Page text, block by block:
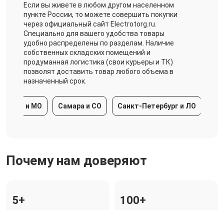
Если вы живете в любом другом населенном
пункте России, то можете совершить покупки
через официальный сайт Electrotorg.ru.
Специально для вашего удобства товары
удобно распределены по разделам. Наличие
собственных складских помещений и
продуманная логистика (свои курьеры и ТК)
позволят доставить товар любого объема в
назначенный срок.
и МО Самара и СО Санкт-Петербург и ЛО
Почему нам доверяют
5+ 100+